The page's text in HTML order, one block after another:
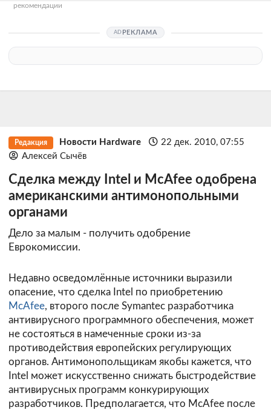
рекомендации
РЕКЛАМА
Редакция Новости Hardware
22 дек. 2010, 07:55
Алексей Сычёв
Сделка между Intel и McAfee одобрена
американскими антимонопольными
органами
Дело за малым - получить одобрение
Еврокомиссии.
Недавно осведомлённые источники выразили
опасение, что сделка Intel по приобретению
McAfee, второго после Symantec разработчика
антивирусного программного обеспечения, может
не состояться в намеченные сроки из-за
противодействия европейских регулирующих
органов. Антимонопольщикам якобы кажется, что
Intel может искусственно снижать быстродействие
антивирусных программ конкурирующих
разработчиков. Предполагается, что McAfee после